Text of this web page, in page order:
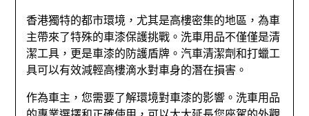
香港獨特的都市環境，尤其是高樓密集的地區，為車
主帶來了特殊的車漆保護挑戰。洗車用品不僅僅是清
潔工具，更是車漆的防護盾牌。汽車清潔劑和打蠟工
具可以有效減輕高樓滴水對車身的潛在損害。
作為車主，您需要了解環境對車漆的影響。洗車用品